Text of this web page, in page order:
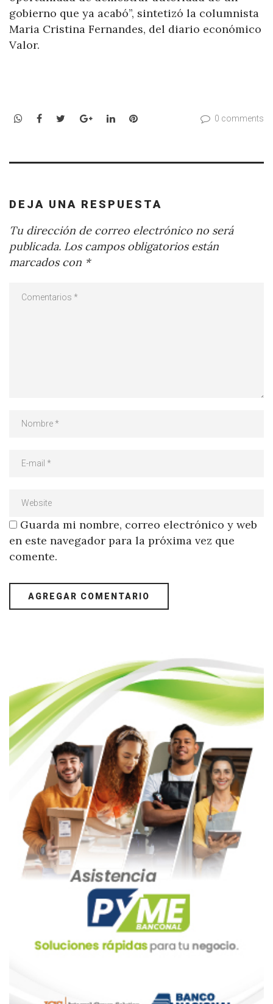
gobierno que ya acabó”, sintetizó la columnista
Maria Cristina Fernandes, del diario económico
Valor.
WhatsApp
Facebook
TwitterGoogle+LinkedInPinterest 0 comments
DEJA UNA RESPUESTA
Tu dirección de correo electrónico no será
publicada. Los campos obligatorios están
marcados con *
Guarda mi nombre, correo electrónico y web
en este navegador para la próxima vez que
comente.